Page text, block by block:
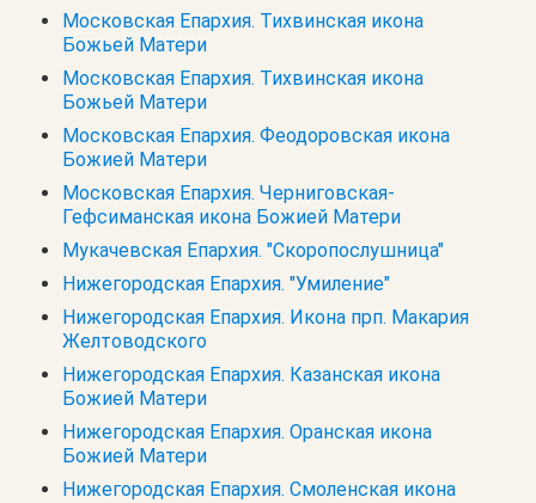
Московская Епархия. Тихвинская икона
Божьей Матери
Московская Епархия. Тихвинская икона
Божьей Матери
Московская Епархия. Феодоровская икона
Божией Матери
Московская Епархия. Черниговская-
Гефсиманская икона Божией Матери
Мукачевская Епархия. "Скоропослушница"
Нижегородская Епархия. "Умиление"
Нижегородская Епархия. Икона прп. Макария
Желтоводского
Нижегородская Епархия. Казанская икона
Божией Матери
Нижегородская Епархия. Оранская икона
Божией Матери
Нижегородская Епархия. Смоленская икона